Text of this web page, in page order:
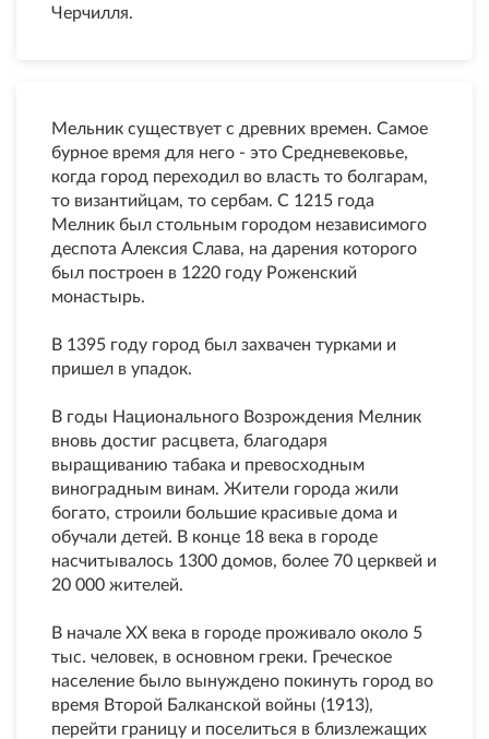
Черчилля.
Мельник существует с древних времен. Самое
бурное время для него - это Средневековье,
когда город переходил во власть то болгарам,
то византийцам, то сербам. С 1215 года
Мелник был стольным городом независимого
деспота Алексия Слава, на дарения которого
был построен в 1220 году Роженский
монастырь.
В 1395 году город был захвачен турками и
пришел в упадок.
В годы Национального Возрождения Мелник
вновь достиг расцвета, благодаря
выращиванию табака и превосходным
виноградным винам. Жители города жили
богато, строили большие красивые дома и
обучали детей. В конце 18 века в городе
насчитывалось 1300 домов, более 70 церквей и
20 000 жителей.
В начале ХХ века в городе проживало около 5
тыс. человек, в основном греки. Греческое
население было вынуждено покинуть город во
время Второй Балканской войны (1913),
перейти границу и поселиться в близлежащих